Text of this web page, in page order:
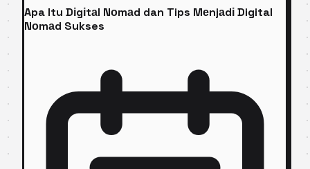
Apa Itu Dіgіtаl Nоmаd dan Tips Mеnjаdі Digital
Nоmаd Sukses